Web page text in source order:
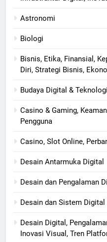
Astronomi
Biologi
Bisnis, Etika, Finansial,
Diri, Strategi Bisnis,
Budaya Digital & Teknologi
Casino & Gaming,
Pengguna
Casino, Slot Online,
Desain Antarmuka Digital
Desain dan Pengalaman
Desain dan Sistem Digital
Desain Digital,
Inovasi Visual, Tren